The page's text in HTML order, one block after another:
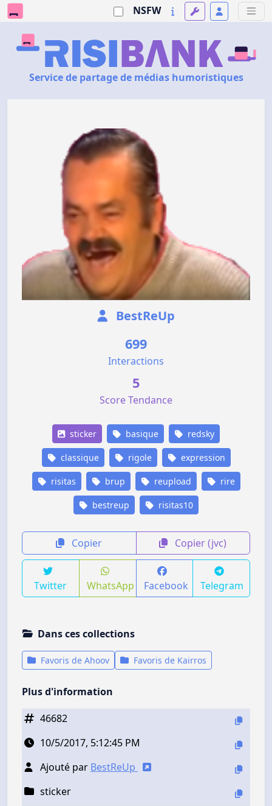
NSFW
Service de partage de médias humoristiques
BestReUp
699
Interactions
5
Score Tendance
sticker basique redsky
classique rigole expression
risitas brup reupload rire
bestreup risitas10
Copier Copier (jvc)
Twitter WhatsApp Facebook Telegram
Dans ces collections
Favoris de Ahoov Favoris de Kairros
Plus d'information
46682
10/5/2017, 5:12:45 PM
Ajouté par BestReUp
sticker